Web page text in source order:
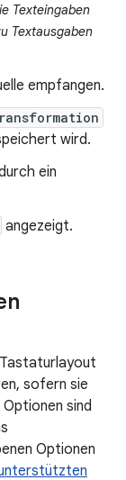
Texteingaben
Textausgaben
empfangen.
wird.
ein
angezeigt.
sofern sie
sind
Optionen